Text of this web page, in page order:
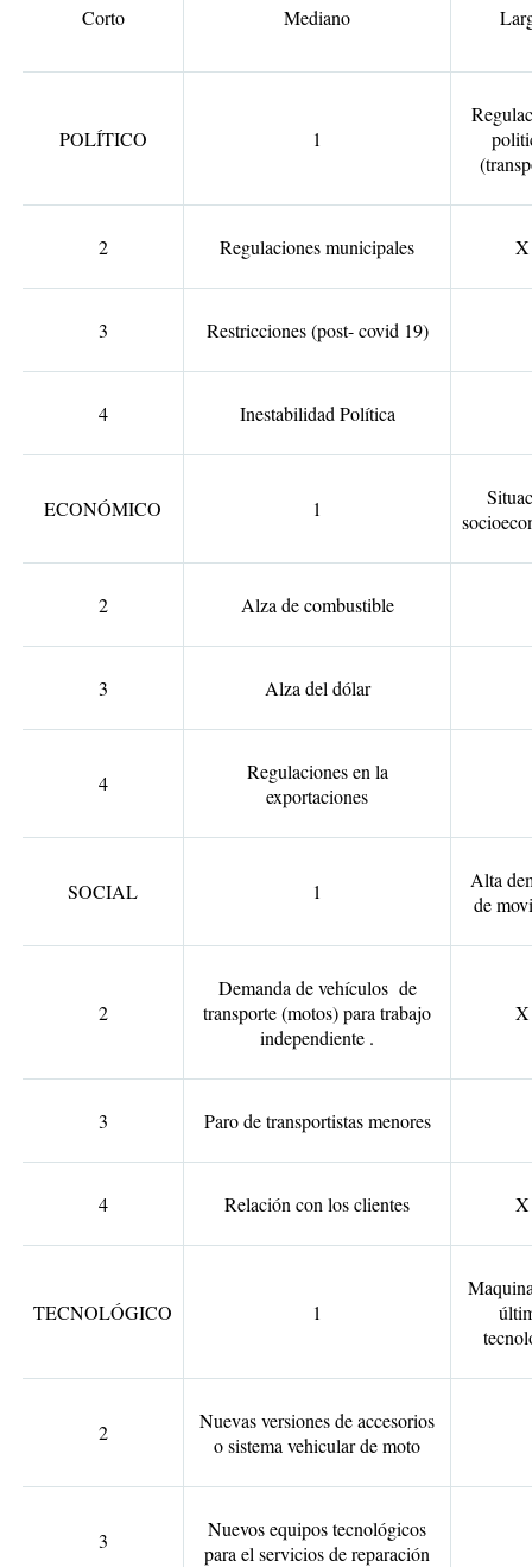
Corto Mediano
POLÍTICO 1
2 Regulaciones municipales X
3 Restricciones (post- covid 19)
4 Inestabilidad Política
ECONÓMICO 1
2 Alza de combustible
3 Alza del dólar
4
Regulaciones en la
exportaciones
SOCIAL 1
Alta
de
2
Demanda de vehículos de
transporte (motos) para trabajo
independiente .
X
3 Paro de transportistas menores
4 Relación con los clientes X
TECNOLÓGICO 1
2
Nuevas versiones de accesorios
o sistema vehicular de moto
3
Nuevos equipos tecnológicos
para el servicios de reparación